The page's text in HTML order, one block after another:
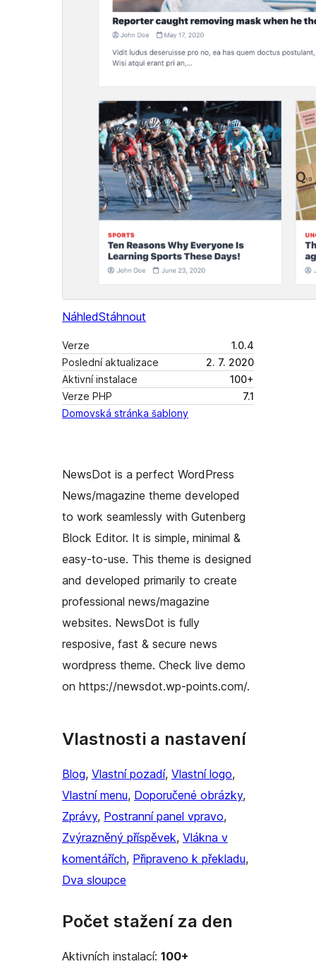
NáhledStáhnout
Verze
1.0.4
Poslední aktualizace
2. 7. 2020
Aktivní instalace
100+
Verze PHP
7.1
Domovská stránka šablony
NewsDot is a perfect WordPress
News/magazine theme developed
to work seamlessly with Gutenberg
Block Editor. It is simple, minimal &
easy-to-use. This theme is designed
and developed primarily to create
professional news/magazine
websites. NewsDot is fully
resposive, fast & secure news
wordpress theme. Check live demo
on https://newsdot.wp-points.com/.
Vlastnosti a nastavení
Blog, Vlastní pozadí, Vlastní logo
Vlastní menu, Doporučené obrázky
Zprávy, Postranní panel vpravo
Zvýrazněný příspěvek, Vlákna v
komentářích, Připraveno k překladu
Dva sloupce
Počet stažení za den
Aktivních instalací: 100+